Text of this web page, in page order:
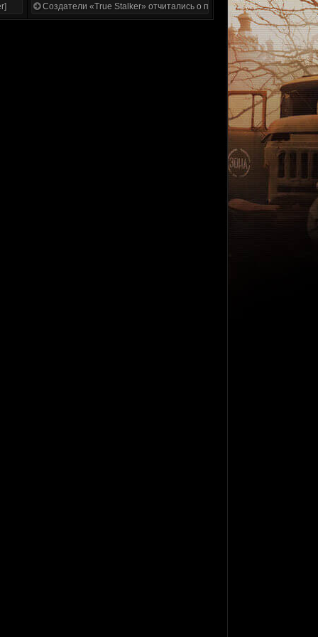
Создатели «True Stalker» отчитались о проделанной работе